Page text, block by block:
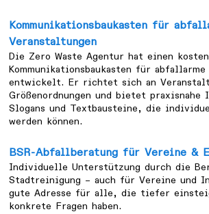
Kommunikationsbaukasten für
Veranstaltungen
Die Zero Waste Agentur hat einen
Kommunikationsbaukasten für
entwickelt. Er richtet sich an
Größenordnungen und bietet praxisnahe
Slogans und Textbausteine, die
werden können.
BSR-Abfallberatung für Vereine &
Individuelle Unterstützung durch die
Stadtreinigung – auch für Vereine und
gute Adresse für alle, die tiefer
konkrete Fragen haben.